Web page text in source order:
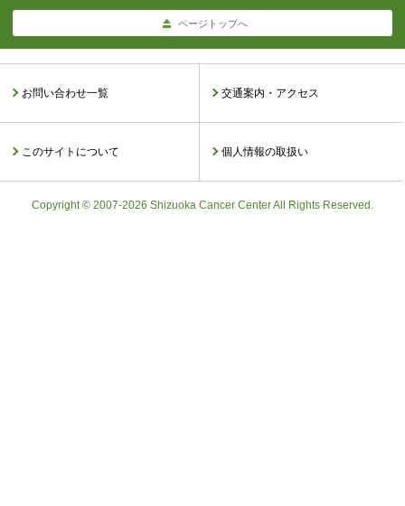
ページトップへ
お問い合わせ一覧 交通案内・アクセス
このサイトについて 個人情報の取扱い
Copyright © 2007-2026 Shizuoka Cancer Center All Rights Reserved.